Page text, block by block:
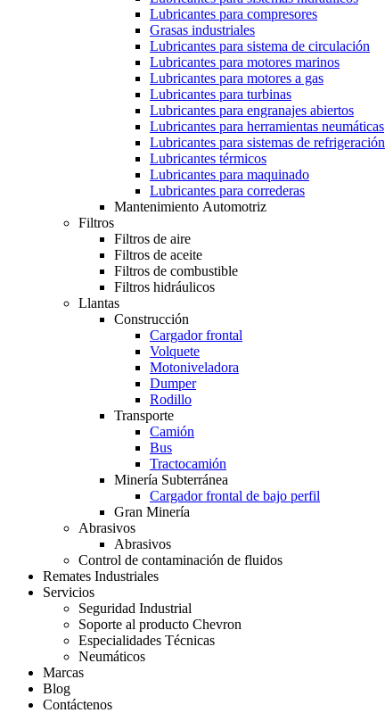
Lubricantes para compresores
Grasas industriales
Lubricantes para sistema de circulación
Lubricantes para motores marinos
Lubricantes para motores a gas
Lubricantes para turbinas
Lubricantes para engranajes abiertos
Lubricantes para herramientas neumáticas
Lubricantes para sistemas de refrigeración
Lubricantes térmicos
Lubricantes para maquinado
Lubricantes para correderas
Mantenimiento Automotriz
Filtros
Filtros de aire
Filtros de aceite
Filtros de combustible
Filtros hidráulicos
Llantas
Construcción
Cargador frontal
Volquete
Motoniveladora
Dumper
Rodillo
Transporte
Camión
Bus
Tractocamión
Minería Subterránea
Cargador frontal de bajo perfil
Gran Minería
Abrasivos
Abrasivos
Control de contaminación de fluidos
Remates Industriales
Servicios
Seguridad Industrial
Soporte al producto Chevron
Especialidades Técnicas
Neumáticos
Marcas
Blog
Contáctenos